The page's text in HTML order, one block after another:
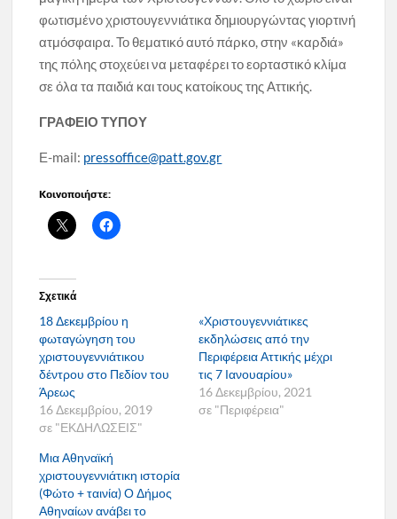
φωτισμένο χριστουγεννιάτικα δημιουργώντας γιορτινή
ατμόσφαιρα. Το θεματικό αυτό πάρκο, στην «καρδιά»
της πόλης στοχεύει να μεταφέρει το εορταστικό κλίμα
σε όλα τα παιδιά και τους κατοίκους της Αττικής.
ΓΡΑΦΕΙΟ ΤΥΠΟΥ
Ε-mail: pressoffice@patt.gov.gr
Κοινοποιήστε:
Σχετικά
18 Δεκεμβρίου η
φωταγώγηση του
χριστουγεννιάτικου
δέντρου στο Πεδίον του
Άρεως
16 Δεκεμβρίου, 2019
σε "ΕΚΔΗΛΩΣΕΙΣ"
«Χριστουγεννιάτικες
εκδηλώσεις από την
Περιφέρεια Αττικής μέχρι
τις 7 Ιανουαρίου»
16 Δεκεμβρίου, 2021
σε "Περιφέρεια"
Μια Αθηναϊκή
χριστουγεννιάτικη ιστορία
(Φώτο + ταινία) Ο Δήμος
Αθηναίων ανάβει το